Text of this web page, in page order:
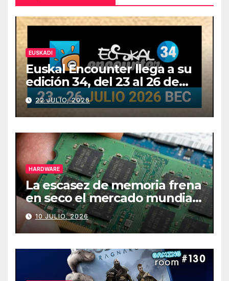
EUSKADI
Euskal Encounter llega a su
edición 34, del 23 al 26 de
julio
22 JULIO, 2026
HARDWARE
La escasez de memoria frena
en seco el mercado mundial
de PCs
10 JULIO, 2026